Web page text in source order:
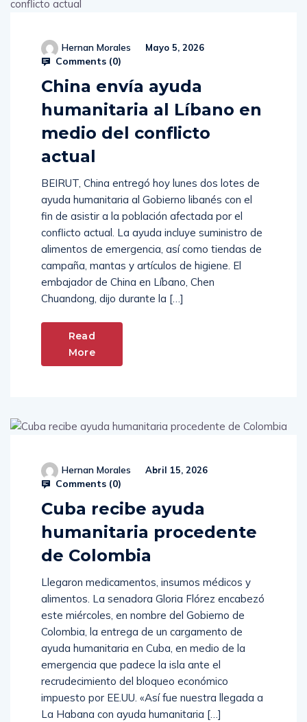
Hernan Morales Mayo 5, 2026
Comments (0)
China envía ayuda
humanitaria al Líbano en
medio del conflicto
actual
BEIRUT, China entregó hoy lunes dos lotes de
ayuda humanitaria al Gobierno libanés con el
fin de asistir a la población afectada por el
conflicto actual. La ayuda incluye suministro de
alimentos de emergencia, así como tiendas de
campaña, mantas y artículos de higiene. El
embajador de China en Líbano, Chen
Chuandong, dijo durante la […]
Read
More
Hernan Morales Abril 15, 2026
Comments (0)
Cuba recibe ayuda
humanitaria procedente
de Colombia
Llegaron medicamentos, insumos médicos y
alimentos. La senadora Gloria Flórez encabezó
este miércoles, en nombre del Gobierno de
Colombia, la entrega de un cargamento de
ayuda humanitaria en Cuba, en medio de la
emergencia que padece la isla ante el
recrudecimiento del bloqueo económico
impuesto por EE.UU. «Así fue nuestra llegada a
La Habana con ayuda humanitaria […]